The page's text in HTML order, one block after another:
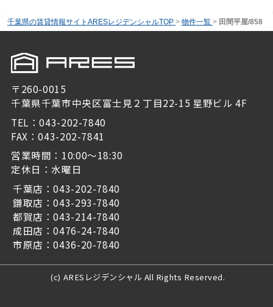
千葉県の賃貸情報サイトARESレジデンシャルTOP > 物件一覧 > 田間平屋/858
〒260-0015
千葉県千葉市中央区富士見２丁目22-15 星野ビル 4F
TEL：043-202-7840
FAX：043-202-7841
営業時間：10:00～18:30
定休日：水曜日
千葉店：043-202-7840
鎌取店：043-293-7840
都賀店：043-214-7840
成田店：0476-24-7840
市原店：0436-20-7840
(c) ARESレジデンシャル All Rights Reserved.